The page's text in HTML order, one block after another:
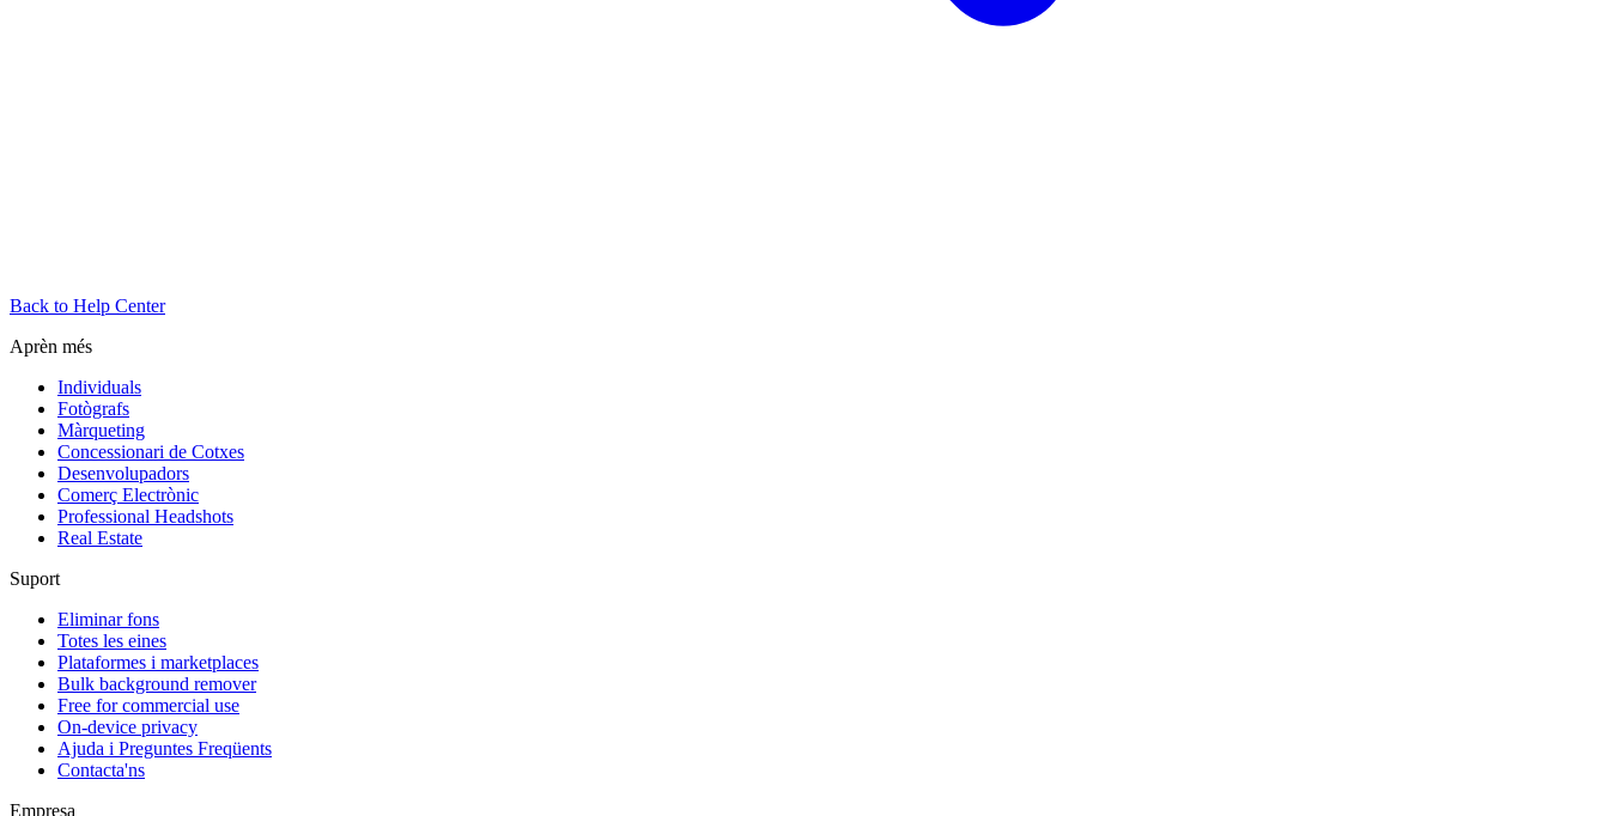
Back to Help Center
Aprèn més
Individuals
Fotògrafs
Màrqueting
Concessionari de Cotxes
Desenvolupadors
Comerç Electrònic
Professional Headshots
Real Estate
Suport
Eliminar fons
Totes les eines
Plataformes i marketplaces
Bulk background remover
Free for commercial use
On-device privacy
Ajuda i Preguntes Freqüents
Contacta'ns
Empresa